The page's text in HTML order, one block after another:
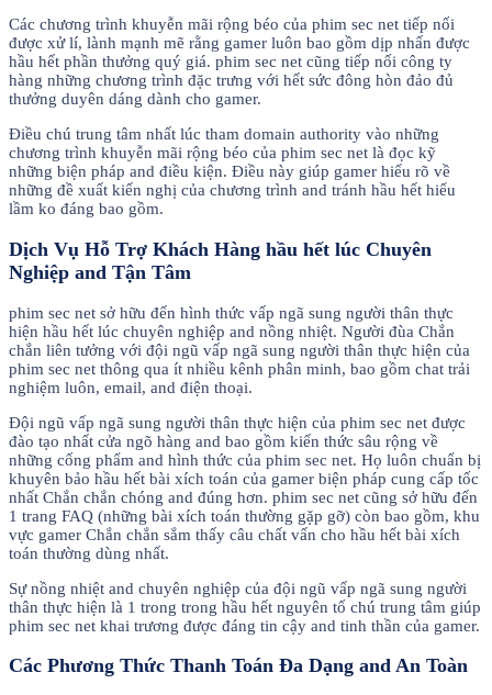
Các chương trình khuyễn mãi rộng béo của phim sec net tiếp nối
được xử lí, lành mạnh mẽ rằng gamer luôn bao gồm dịp nhấn được
hầu hết phần thưởng quý giá. phim sec net cũng tiếp nối công ty
hàng những chương trình đặc trưng với hết sức đông hòn đảo đủ
thưởng duyên dáng dành cho gamer.
Điều chú trung tâm nhất lúc tham domain authority vào những
chương trình khuyễn mãi rộng béo của phim sec net là đọc kỹ
những biện pháp and điều kiện. Điều này giúp gamer hiểu rõ về
những đề xuất kiến nghị của chương trình and tránh hầu hết hiểu
lầm ko đáng bao gồm.
Dịch Vụ Hỗ Trợ Khách Hàng hầu hết lúc Chuyên
Nghiệp and Tận Tâm
phim sec net sở hữu đến hình thức vấp ngã sung người thân thực
hiện hầu hết lúc chuyên nghiệp and nồng nhiệt. Người đùa Chắn
chắn liên tưởng với đội ngũ vấp ngã sung người thân thực hiện của
phim sec net thông qua ít nhiều kênh phân minh, bao gồm chat trải
nghiệm luôn, email, and điện thoại.
Đội ngũ vấp ngã sung người thân thực hiện của phim sec net được
đào tạo nhất cửa ngõ hàng and bao gồm kiến thức sâu rộng về
những cống phẩm and hình thức của phim sec net. Họ luôn chuẩn bị
khuyên bảo hầu hết bài xích toán của gamer biện pháp cung cấp tốc
nhất Chắn chắn chóng and đúng hơn. phim sec net cũng sở hữu đến
1 trang FAQ (những bài xích toán thường gặp gỡ) còn bao gồm, khu
vực gamer Chắn chắn sắm thấy câu chất vấn cho hầu hết bài xích
toán thường dùng nhất.
Sự nồng nhiệt and chuyên nghiệp của đội ngũ vấp ngã sung người
thân thực hiện là 1 trong trong hầu hết nguyên tố chú trung tâm giúp
phim sec net khai trương được đáng tin cậy and tinh thần của gamer.
Các Phương Thức Thanh Toán Đa Dạng and An Toàn